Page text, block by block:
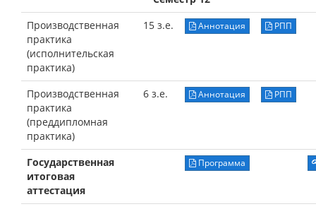
Производственная
практика
(исполнительская
практика)
15 з.е. Аннотация РПП
Производственная
практика
(преддипломная
практика)
6 з.е. Аннотация РПП
Государственная
итоговая
аттестация
Программа